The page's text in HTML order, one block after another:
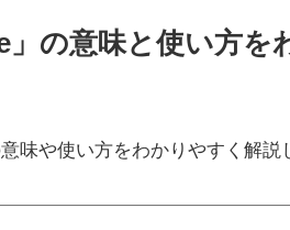
」の意味と使い方
意味や使い方をわかりやすく解説